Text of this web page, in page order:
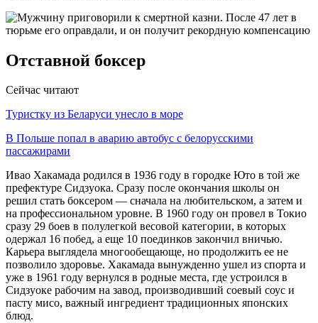
Отставной боксер
Сейчас читают
Туристку из Беларуси унесло в море
В Польше попал в аварию автобус с белорусскими
пассажирами
Ивао Хакамада родился в 1936 году в городке Юто в той же
префектуре Сидзуока. Сразу после окончания школы он
решил стать боксером — сначала на любительском, а затем и
на профессиональном уровне. В 1960 году он провел в Токио
сразу 29 боев в полулегкой весовой категории, в которых
одержал 16 побед, а еще 10 поединков закончил вничью.
Карьера выглядела многообещающе, но продолжить ее не
позволило здоровье. Хакамада вынужденно ушел из спорта и
уже в 1961 году вернулся в родные места, где устроился в
Сидзуоке рабочим на завод, производивший соевый соус и
пасту мисо, важный ингредиент традиционных японских
блюд.